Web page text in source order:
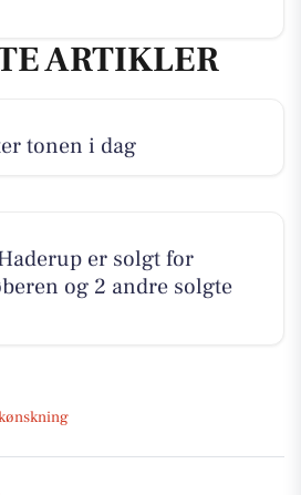
ARTIKLER
tonen i dag
er solgt for
og 2 andre solgte